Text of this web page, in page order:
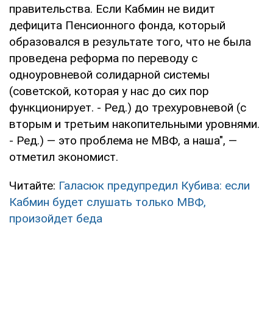
правительства. Если Кабмин не видит
дефицита Пенсионного фонда, который
образовался в результате того, что не была
проведена реформа по переводу с
одноуровневой солидарной системы
(советской, которая у нас до сих пор
функционирует. - Ред.) до трехуровневой (с
вторым и третьим накопительными уровнями.
- Ред.) — это проблема не МВФ, а наша", —
отметил экономист.
Читайте: Галасюк предупредил Кубива: если
Кабмин будет слушать только МВФ,
произойдет беда